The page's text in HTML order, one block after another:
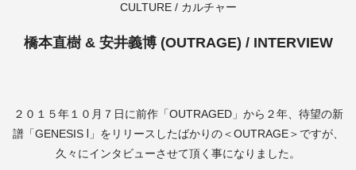
CULTURE / カルチャー
橋本直樹 & 安井義博 (OUTRAGE) / INTERVIEW
２０１５年１０月７日に前作「OUTRAGED」から２年、待望の新
譜「GENESIS Ⅰ 」をリリースしたばかりの＜OUTRAGE＞ですが、
久々にインタビューさせて頂く事になりました。